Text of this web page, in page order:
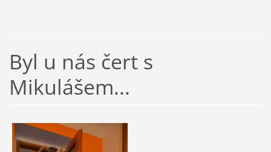
Byl u nás čert s
Mikulášem...